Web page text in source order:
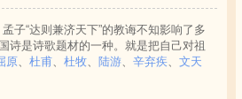
子“达则兼济天下”的教诲不知影响了多
诗是诗歌题材的一种。就是把自己对祖
原、杜甫、杜牧、 陆游、辛弃疾、文天